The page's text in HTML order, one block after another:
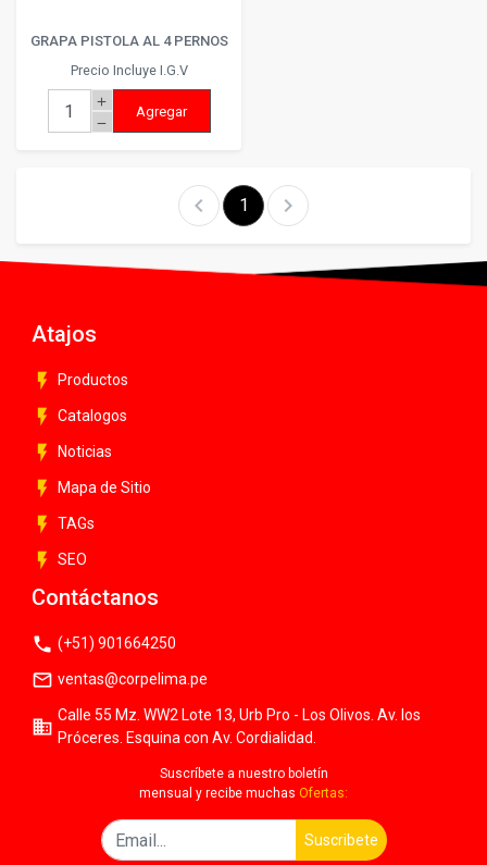
GRAPA PISTOLA AL 4 PERNOS
Precio Incluye I.G.V
add
remove
Agregar
chevron_left 1 chevron_right
Atajos
flash_on Productos
flash_on Catalogos
flash_on Noticias
flash_on Mapa de Sitio
flash_on TAGs
flash_on SEO
Contáctanos
phone (+51) 901664250
mail_outline ventas@corpelima.pe
business
Calle 55 Mz. WW2 Lote 13, Urb Pro - Los Olivos. Av. los
Próceres. Esquina con Av. Cordialidad.
Suscríbete a nuestro boletín
mensual y recibe muchas Ofertas:
Suscribete